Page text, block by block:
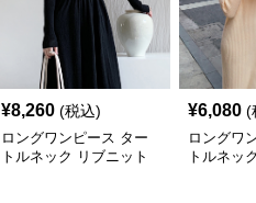
¥8,260 (税込)
ロングワンピース ター
トルネック リブニット
¥6,080 (
ロングワ
トルネッ